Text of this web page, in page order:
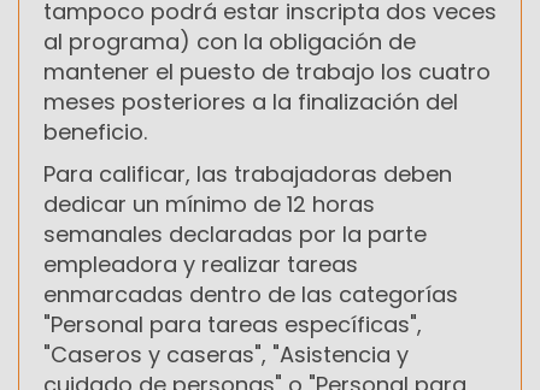
tampoco podrá estar inscripta dos veces
al programa) con la obligación de
mantener el puesto de trabajo los cuatro
meses posteriores a la finalización del
beneficio.
Para calificar, las trabajadoras deben
dedicar un mínimo de 12 horas
semanales declaradas por la parte
empleadora y realizar tareas
enmarcadas dentro de las categorías
"Personal para tareas específicas",
"Caseros y caseras", "Asistencia y